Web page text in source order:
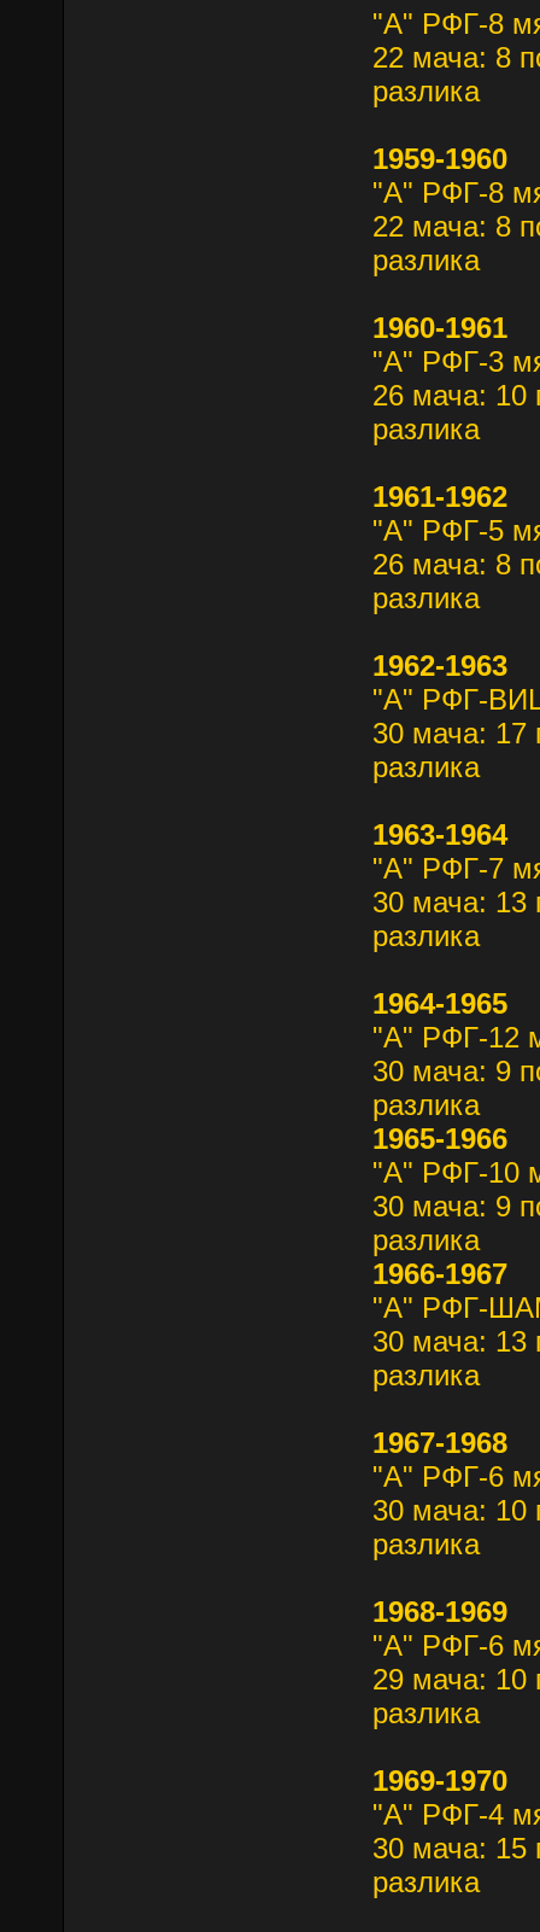
"А" РФГ-8
22 мача: 8
разлика
1959-1960
"А" РФГ-8
22 мача: 8
разлика
1960-1961
"А" РФГ-3
26 мача: 10
разлика
1961-1962
"А" РФГ-5
26 мача: 8
разлика
1962-1963
"А" РФГ-
30 мача: 17
разлика
1963-1964
"А" РФГ-7
30 мача: 13
разлика
1964-1965
"А" РФГ-12
30 мача: 9
разлика
1965-1966
"А" РФГ-10
30 мача: 9
разлика
1966-1967
"А" РФГ-
30 мача: 13
разлика
1967-1968
"А" РФГ-6
30 мача: 10
разлика
1968-1969
"А" РФГ-6
29 мача: 10
разлика
1969-1970
"А" РФГ-4
30 мача: 15
разлика